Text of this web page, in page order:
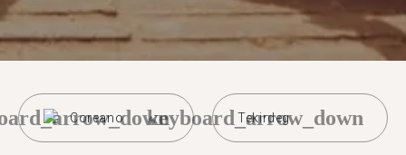
Coreano Tekirdeg
keyboard_arrow_down